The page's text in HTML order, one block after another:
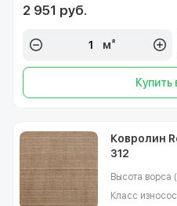
2 951 руб.
м²
Купить
Ковролин
312
Высота ворса
Класс